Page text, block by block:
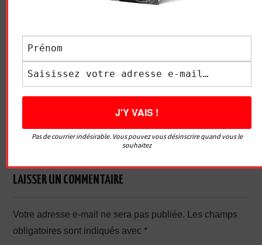
Navigation
LES 5 MEILLEURES
STIMULER SON CLITORIS –
LE CLITORID
LA POSITION SEXUELLE
PRÉFÈRENT (CE À QUOI LES
HOMMES NE PENSENT
LAISSER UN COMMENTAIRE
Votre adresse e-mail ne sera pas publiée.
Les champs
obligatoires sont indiqués avec*
Pas de courrier indésirable. Vous pouvez vous désinscrire quand vous le
souhaitez